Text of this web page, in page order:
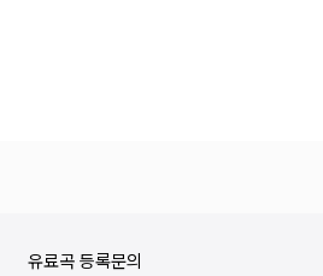
유료곡 등록문의